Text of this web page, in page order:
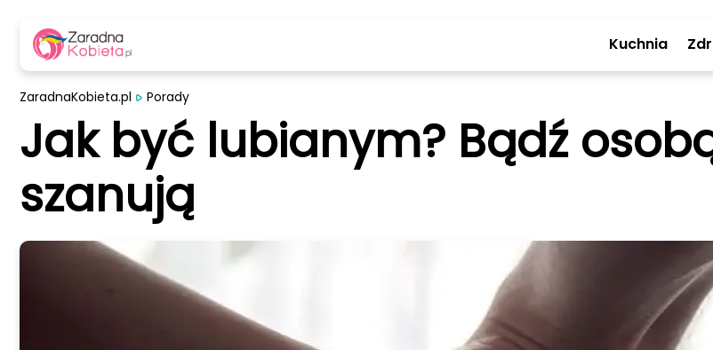
Kuchnia
ZaradnaKobieta.pl Porady
Jak być lubianym? Bądź
szanują